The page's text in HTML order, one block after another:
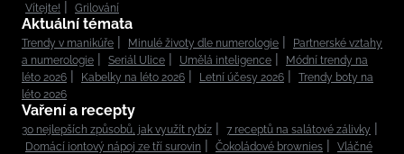
Vítejte!
Grilování
Aktuální témata
Trendy v manikúře Minulé životy dle numerologie
Partnerské vztahy
a numerologie
Seriál Ulice Umělá inteligence
Módní trendy na
léto 2026
Kabelky na léto 2026 Letní účesy 2026
Trendy boty na
léto 2026
Vaření a recepty
30 nejlepších způsobů, jak využít rybíz
7 receptů na salátové zálivky
Domácí iontový nápoj ze tří surovin
Čokoládové brownies
Vláčné